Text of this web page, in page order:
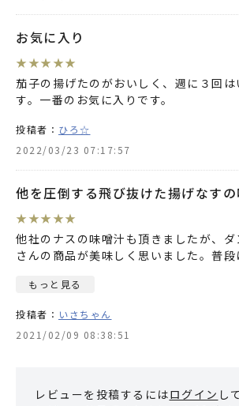
お気に入り
★ ★★ ★★
茄子の揚げたのがおいしく、週に３回は
す。一番のお気に入りです。
投稿者： ひろ☆
2022/03/23 07:17:57
他を圧倒する飛び抜けた揚げなす
★ ★★ ★★
他社のナスの味噌汁も頂きましたが、
さんの商品が美味しく思いました。普
もっと見る
投稿者： いさちゃん
2021/02/09 08:38:51
レビューを投稿するにはログイン し